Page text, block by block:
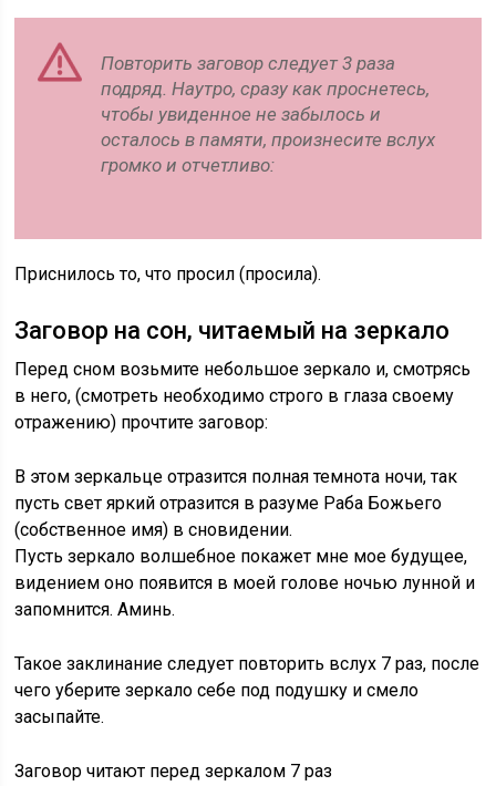
Повторить заговор следует 3 раза
подряд. Наутро, сразу как проснетесь,
чтобы увиденное не забылось и
осталось в памяти, произнесите вслух
громко и отчетливо:
Приснилось то, что просил (просила).
Заговор на сон, читаемый на зеркало
Перед сном возьмите небольшое зеркало и, смотрясь
в него, (смотреть необходимо строго в глаза своему
отражению) прочтите заговор:
В этом зеркальце отразится полная темнота ночи, так
пусть свет яркий отразится в разуме Раба Божьего
(собственное имя) в сновидении.
Пусть зеркало волшебное покажет мне мое будущее,
видением оно появится в моей голове ночью лунной и
запомнится. Аминь.
Такое заклинание следует повторить вслух 7 раз, после
чего уберите зеркало себе под подушку и смело
засыпайте.
Заговор читают перед зеркалом 7 раз